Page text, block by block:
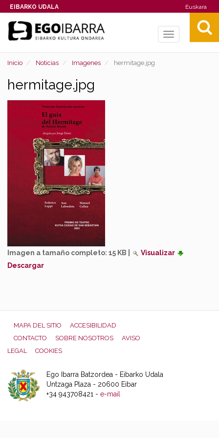
EIBARKO UDALA Euskara
Toggle
Inicio Noticias Imagenes hermitage.jpg
hermitage.jpg
Imagen a tamaño completo: 15 KB
Visualizar
Descargar
MAPA DEL SITIO
ACCESIBILIDAD
CONTACTO
SOBRE NOSOTROS
AVISO
LEGAL
COOKIES
Ego Ibarra Batzordea - Eibarko Udala
Untzaga Plaza - 20600 Eibar
+34 943708421 - e-mail